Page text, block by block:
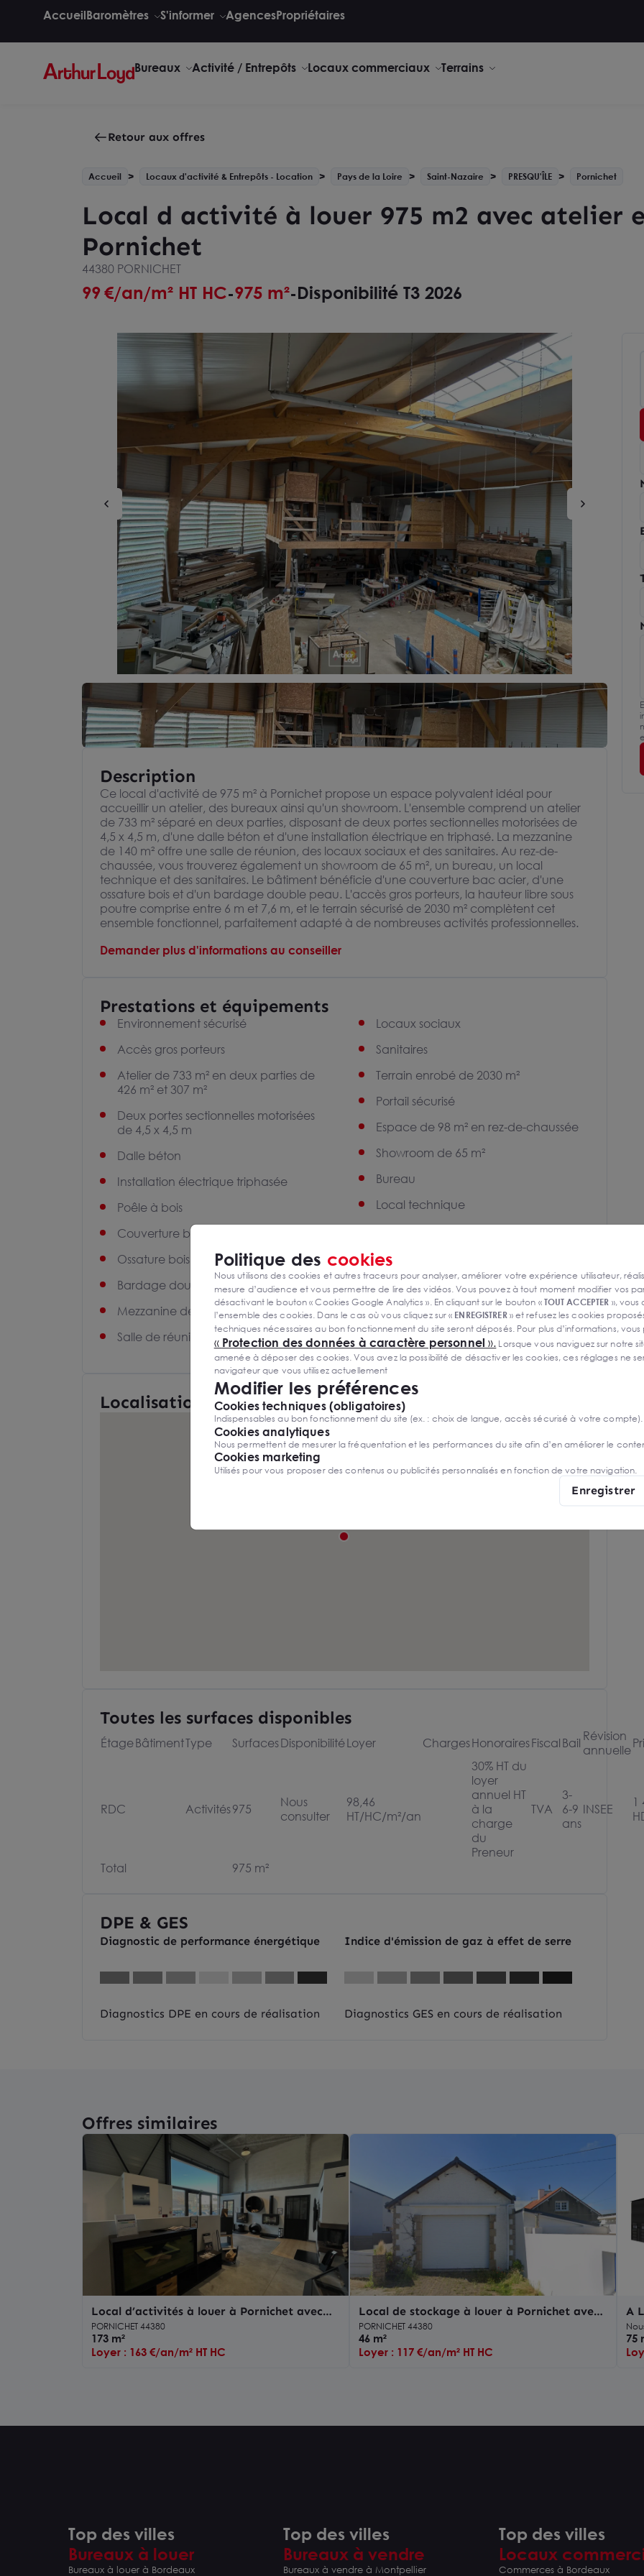
AccueilBaromètres S'informer AgencesPropriétaires
Bureaux Activité / Entrepôts Locaux commerciaux Terrains
Retour aux offres
Accueil Locaux d'activité & Entrepôts - Location Pays de la Loire Saint-Nazaire PRESQU'ÎLE Pornichet
Local d activité à louer 975 m2 avec atelier
Pornichet
44380 PORNICHET
99€/an/m² HT HC-975 m²-Disponibilité T3 2026
Description
Ce local d'activité de 975 m² à Pornichet propose un espace polyvalent idéal pour
accueillir un atelier, des bureaux ainsi qu'un showroom. L'ensemble comprend un atelier
de 733 m² séparé en deux parties, disposant de deux portes sectionnelles motorisées de
4,5 x 4,5 m, d'une dalle béton et d'une installation électrique en triphasé. La mezzanine
de 140 m² offre une salle de réunion, des locaux sociaux et des sanitaires. Au rez-de-
chaussée, vous trouverez également un showroom de 65 m², un bureau, un local
technique et des sanitaires. Le bâtiment bénéficie d'une couverture bac acier, d'une
ossature bois et d'un bardage double peau. L'accès gros porteurs, la hauteur libre sous
poutre comprise entre 6 m et 7,6 m, et le terrain sécurisé de 2030 m² complètent cet
ensemble fonctionnel, parfaitement adapté à de nombreuses activités professionnelles.
Demander plus d'informations au conseiller
Prestations et équipements
Environnement sécurisé
Accès gros porteurs
Atelier de 733 m² en deux parties de
426 m² et 307 m²
Deux portes sectionnelles motorisées
de 4,5 x 4,5 m
Dalle béton
Installation électrique triphasée
Poêle à bois
Couverture bac acier
Ossature bois
Bardage double peau
Mezzanine de 140 m²
Salle de réunion
Locaux sociaux
Sanitaires
Terrain enrobé de 2030 m²
Portail sécurisé
Espace de 98 m² en rez-de-chaussée
Showroom de 65 m²
Bureau
Local technique
Surface totale du terrain de 2030 m²
Hauteur libre minimale sous poutre de
6 m
Hauteur libre maximale sous poutre de
7,6 m
Localisation et Transports
Toutes les surfaces disponibles
ÉtageBâtimentType SurfacesDisponibilitéLoyer ChargesHonorairesFiscal Bail Révision
annuelle
RDC Activités975
Nous
consulter
98,46
HT/HC/m²/an
30% HT du
loyer
annuel HT
à la
charge
du
Preneur
TVA
3-
6-9
ans
INSEE
1
Total 975 m²
DPE & GES
Diagnostic de performance énergétique
Diagnostics DPE en cours de réalisation
Indice d'émission de gaz à effet de serre
Diagnostics GES en cours de réalisation
Offres similaires
Local d’activités à louer à Pornichet avec
grande hauteur sous plafond
PORNICHET 44380
173 m²
Loyer : 163 €/an/m² HT HC
Local de stockage à louer à Pornichet avec
porte sectionnelle électrique
PORNICHET 44380
46 m²
Loyer : 117 €/an/m² HT HC
A
75
Top des villes
Bureaux à louer
Bureaux à louer à Bordeaux
Top des villes
Bureaux à vendre
Bureaux à vendre à Montpellier
Top des villes
Locaux
Commerces à Bordeaux
Politique des cookies
Nous utilisons des cookies et autres traceurs pour analyser, améliorer votre expérience utilisateur,
mesure d’audience et vous permettre de lire des vidéos. Vous pouvez à tout moment modifier vos
désactivant le bouton « Cookies Google Analytics ». En cliquant sur le bouton «TOUT ACCEPTER »,
l’ensemble des cookies. Dans le cas où vous cliquez sur « ENREGISTRER» et refusez les cookies
techniques nécessaires au bon fonctionnement du site seront déposés. Pour plus d’informations,
« Protection des données à caractère personnel ». Lorsque vous naviguez sur notre
amenée à déposer des cookies. Vous avez la possibilité de désactiver les cookies, ces réglages ne
navigateur que vous utilisez actuellement
Modifier les préférences
Cookies techniques (obligatoires)
Indispensables au bon fonctionnement du site (ex. : choix de langue, accès sécurisé à votre compte).
Cookies analytiques
Nous permettent de mesurer la fréquentation et les performances du site afin d’en améliorer le
Cookies marketing
Utilisés pour vous proposer des contenus ou publicités personnalisés en fonction de votre navigation.
Enregistrer